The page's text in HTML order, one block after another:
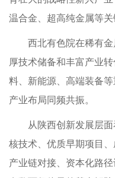
温合金、超高纯金属等关
西北有色院在稀有
厚技术储备和丰富产业
料、新能源、高端装备
产业布局同频共振。
从陕西创新发展层
核技术、优质早期项目
产业链对接、资本化路